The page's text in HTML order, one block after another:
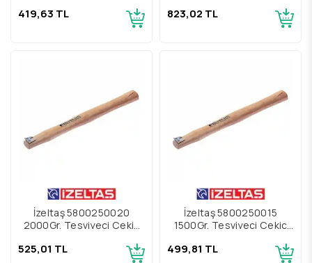
419,63 TL 823,02 TL
İzeltaş 5800250020
2000Gr. Tesviyeci Çekiç
525,01 TL
İzeltaş 5800250015
1500Gr. Tesviyeci Çekiç
499,81 TL